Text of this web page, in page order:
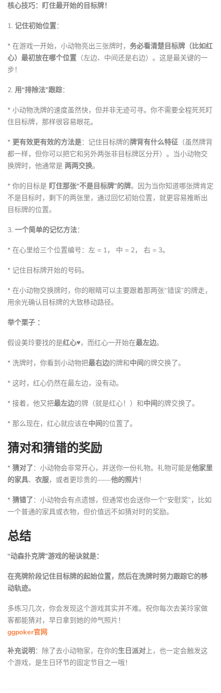
核心技巧：盯住最开始的目标牌！
1. 记住初始位置：
* 在游戏一开始，小动物亮出三张牌时， 务必看清楚目标牌（比如红
心）最初放在哪个位置 （左边、中间还是右边）。这是最关键的一
步！
2. 用“排除法”跟踪：
* 小动物洗牌的速度虽然快，但并非无迹可寻。你不需要全程死死盯
住目标牌，那样很容易眼花。
* 更有效更有效的方法是：记住目标牌的牌背有什么特征 （虽然牌背
都一样，但你可以把它和另外两张非目标牌区分开）。当小动物交
换牌时，他通常是 两两交换。
* 你的目标是 盯住那张“不是目标牌”的牌。因为当你知道哪张牌肯定
不是目标时，剩下的两张里，通过回忆初始位置，就更容易推断出
目标牌的位置。
3. 一个简单的记忆方法：
* 在心里给三个位置编号：左 = 1， 中 = 2， 右 = 3。
* 记住目标牌开始的号码。
* 在小动物交换牌时，你的眼睛可以主要跟着那两张“错误”的牌走，
用余光确认目标牌的大致移动路径。
举个栗子 ：
假设美玲要找的是红心♥️，而红心一开始在最左边。
* 洗牌时，你看到小动物把最右边的牌和中间的牌交换了。
* 这时，红心仍然在最左边，没有动。
* 接着，他又把最左边的牌（就是红心！）和中间的牌交换了。
* 那么现在，红心就应该在中间的位置了。
猜对和猜错的奖励
* 猜对了：小动物会非常开心，并送你一份礼物。礼物可能是他家里
的家具、 衣服，或者更珍贵的——他的照片！
* 猜错了：小动物会有点遗憾，但通常也会送你一个“安慰奖”，比如
一个普通的家具或衣物，但价值远不如猜对时的奖励。
总结
“动森扑克牌”游戏的秘诀就是：
在亮牌阶段记住目标牌的起始位置，然后在洗牌时努力跟踪它的移
动轨迹。
多练习几次，你会发现这个游戏其实并不难。祝你每次去美玲家做
客都能猜对，早日拿到她的帅气照片！
ggpoker官网
补充说明：除了去小动物家，在你的生日派对 上，也一定会触发这
个游戏，是生日环节的固定节目之一哦！